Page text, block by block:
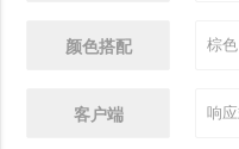
颜色搭配
客户端